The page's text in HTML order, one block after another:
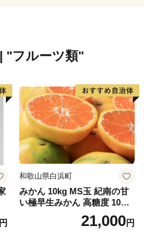
"フルーツ類"
和歌山県白浜町
みかん 10kg MS玉 紀南の甘
い極早生みかん 高糖度 10月
以降発送 マルチ被覆栽培
21,000円